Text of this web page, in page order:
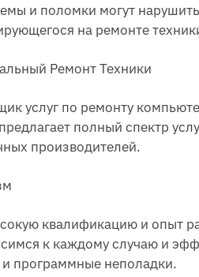
и поломки могут
на ремонте
Ремонт Техники
услуг по ремонту
полный спектр
производителей.
квалификацию и опыт
к каждому случаю и
программные неполадки.